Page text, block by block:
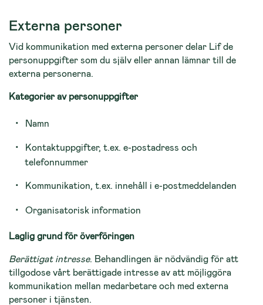
Externa personer
Vid kommunikation med externa personer delar Lif de
personuppgifter som du själv eller annan lämnar till de
externa personerna.
Kategorier av personuppgifter
Namn
Kontaktuppgifter, t.ex. e-postadress och
telefonnummer
Kommunikation, t.ex. innehåll i e-postmeddelanden
Organisatorisk information
Laglig grund för överföringen
Berättigat intresse. Behandlingen är nödvändig för att
tillgodose vårt berättigade intresse av att möjliggöra
kommunikation mellan medarbetare och med externa
personer i tjänsten.